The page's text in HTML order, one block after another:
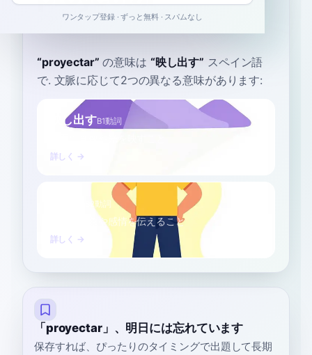
pro-yek-TAR pɾojekˈtaɾ
“proyectar” の意味は “映し出す” スペイン語
で. 文脈に応じて2つの異なる意味があります:
映し出すB1動詞
詳しく →
B2動詞
特定の印象や感情を伝えること
詳しく →
「proyectar」、明日には忘れています
保存すれば、ぴったりのタイミングで出題して長期
ワンタップ登録 · ずっと無料 · スパムなし